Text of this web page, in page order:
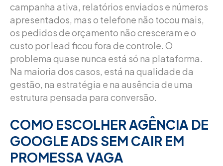
campanha ativa, relatórios enviados e números
apresentados, mas o telefone não tocou mais,
os pedidos de orçamento não cresceram e o
custo por lead ficou fora de controle. O
problema quase nunca está só na plataforma.
Na maioria dos casos, está na qualidade da
gestão, na estratégia e na ausência de uma
estrutura pensada para conversão.
COMO ESCOLHER AGÊNCIA DE
GOOGLE ADS SEM CAIR EM
PROMESSA VAGA